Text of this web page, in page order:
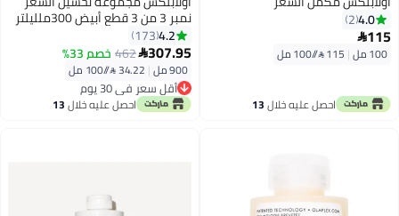
4.0
2
115
100 مل |
احصل عليه خلال13
نمبر 3 من 3 قطع أبيض 300ملليلتر
4.2
173
307.95
462 خصم 33%
900 مل |
أقل سعر في 30 يوم
أقل سعر في 30 يوماحصل عليه خلال13